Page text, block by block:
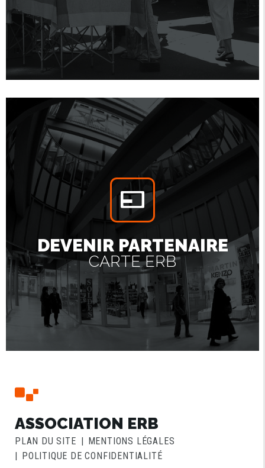
DEVENIR PARTENAIRE
CARTE ERB
ASSOCIATION ERB
PLAN DU SITE
MENTIONS LÉGALES
POLITIQUE DE CONFIDENTIALITÉ